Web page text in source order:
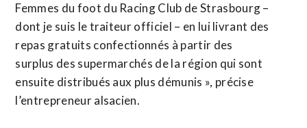
Femmes du foot du Racing Club de Strasbourg –
dont je suis le traiteur officiel – en lui livrant des
repas gratuits confectionnés à partir des
surplus des supermarchés de la région qui sont
ensuite distribués aux plus démunis », précise
l’entrepreneur alsacien.